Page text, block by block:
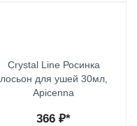
Crystal Line Росинка
лосьон для ушей 30мл,
Apicenna
366 ₽*